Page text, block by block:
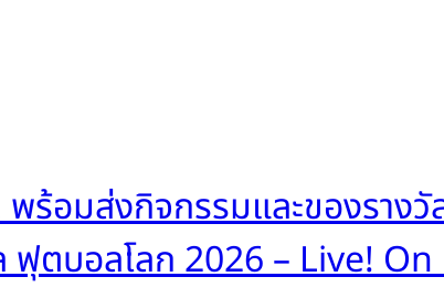
อมส่งกิจกรรมและของราง
ตบอลโลก 2026 – Live!